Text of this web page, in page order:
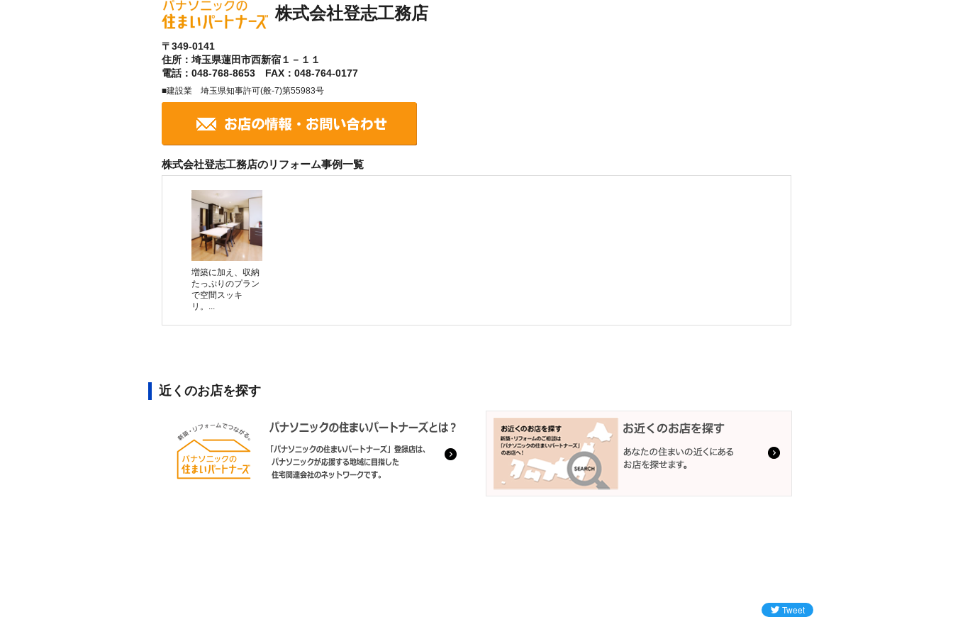
株式会社登志工務店
〒349-0141
住所：埼玉県蓮田市西新宿１－１１
電話：048-768-8653 FAX：048-764-0177
■建設業 埼玉県知事許可(般-7)第55983号
株式会社登志工務店のリフォーム事例一覧
増築に加え、収納
たっぷりのプラン
で空間スッキ
リ。...
近くのお店を探す